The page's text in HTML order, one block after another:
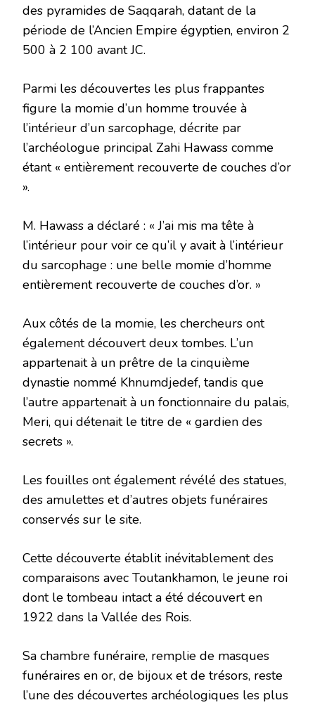
des pyramides de Saqqarah, datant de la
période de l’Ancien Empire égyptien, environ 2
500 à 2 100 avant JC.
Parmi les découvertes les plus frappantes
figure la momie d’un homme trouvée à
l’intérieur d’un sarcophage, décrite par
l’archéologue principal Zahi Hawass comme
étant « entièrement recouverte de couches d’or
».
M. Hawass a déclaré : « J’ai mis ma tête à
l’intérieur pour voir ce qu’il y avait à l’intérieur
du sarcophage : une belle momie d’homme
entièrement recouverte de couches d’or. »
Aux côtés de la momie, les chercheurs ont
également découvert deux tombes. L’un
appartenait à un prêtre de la cinquième
dynastie nommé Khnumdjedef, tandis que
l’autre appartenait à un fonctionnaire du palais,
Meri, qui détenait le titre de « gardien des
secrets ».
Les fouilles ont également révélé des statues,
des amulettes et d’autres objets funéraires
conservés sur le site.
Cette découverte établit inévitablement des
comparaisons avec Toutankhamon, le jeune roi
dont le tombeau intact a été découvert en
1922 dans la Vallée des Rois.
Sa chambre funéraire, remplie de masques
funéraires en or, de bijoux et de trésors, reste
l’une des découvertes archéologiques les plus